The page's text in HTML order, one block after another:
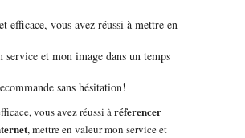
vous avez réussi àréferencer
, mettre en valeur mon service et